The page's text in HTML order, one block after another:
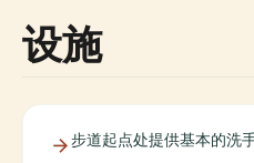
设施
步道起点处提供基本的洗